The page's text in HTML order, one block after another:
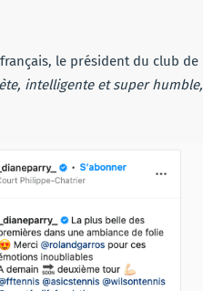
le président du club de
intelligente et super humble,